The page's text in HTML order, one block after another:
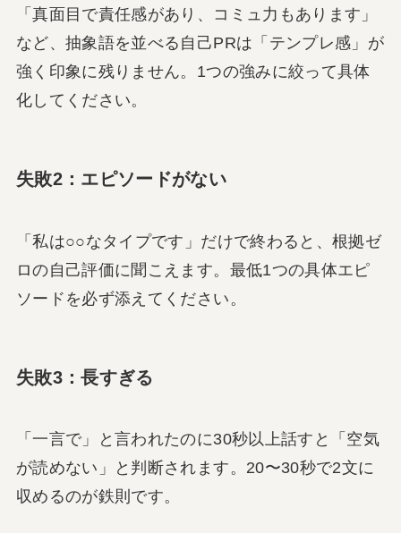
「真面目で責任感があり、コミュ力もあります」
など、抽象語を並べる自己PRは「テンプレ感」が
強く印象に残りません。1つの強みに絞って具体
化してください。
失敗2：エピソードがない
「私は○○なタイプです」だけで終わると、根拠ゼ
ロの自己評価に聞こえます。最低1つの具体エピ
ソードを必ず添えてください。
失敗3：長すぎる
「一言で」と言われたのに30秒以上話すと「空気
が読めない」と判断されます。20〜30秒で2文に
収めるのが鉄則です。